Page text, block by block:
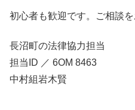
初心者も歓迎です。ご相談を
長沼町の法律協力担当
担当ID ／ 6OM 8463
中村組岩木賢